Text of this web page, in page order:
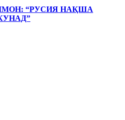
“РУСИЯ НАҚША